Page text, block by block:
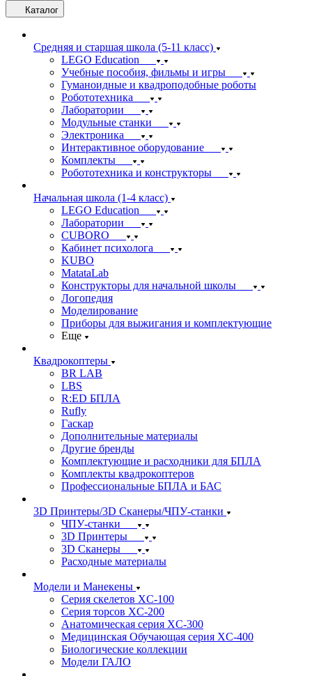
Каталог
Средняя и старшая школа (5-11 класс)
LEGO Education
Учебные пособия, фильмы и игры
Гуманоидные и квадроподобные роботы
Робототехника
Лаборатории
Модульные станки
Электроника
Интерактивное оборудование
Комплекты
Робототехника и конструкторы
Начальная школа (1-4 класс)
LEGO Education
Лаборатории
CUBORO
Кабинет психолога
KUBO
MatataLab
Конструкторы для начальной школы
Логопедия
Моделирование
Приборы для выжигания и комплектующие
Еще
Квадрокоптеры
BR LAB
LBS
R:ED БПЛА
Rufly
Гаскар
Дополнительные материалы
Другие бренды
Комплектующие и расходники для БПЛА
Комплекты квадрокоптеров
Профессиональные БПЛА и БАС
3D Принтеры/3D Сканеры/ЧПУ-станки
ЧПУ-станки
3D Принтеры
3D Сканеры
Расходные материалы
Модели и Манекены
Серия скелетов XC-100
Серия торсов XC-200
Анатомическая серия XC-300
Медицинская Обучающая серия XC-400
Биологические коллекции
Модели ГАЛО